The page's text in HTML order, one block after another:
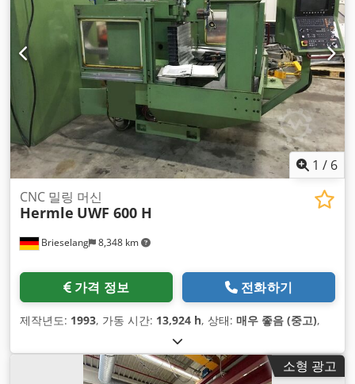
1 / 6
Brieselang 8,348 km
CNC 밀링 머신
Hermle UWF 600 H
가격 정보 전화하기
제작년도: 1993, 가동 시간: 13,924 h, 상태: 매우 좋음 (중고),
소형 광고